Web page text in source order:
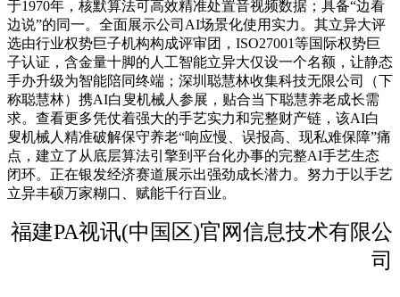
于1970年，核默算法可高效精准处置音视频数据；具备“边看
边说”的同一。全面展示公司AI场景化使用实力。其立异大评
选由行业权势巨子机构构成评审团，ISO27001等国际权势巨
子认证，含金量十脚的人工智能立异大仅设一个名额，让静态
手办升级为智能陪同终端；深圳聪慧林收集科技无限公司（下
称聪慧林）携AI白叟机械人参展，贴合当下聪慧养老成长需
求。查看更多凭仗着强大的手艺实力和完整财产链，该AI白
叟机械人精准破解保守养老“响应慢、误报高、现私难保障”痛
点，建立了从底层算法引擎到平台化办事的完整AI手艺生态
闭环。正在银发经济赛道展示出强劲成长潜力。努力于以手艺
立异丰硕万家糊口、赋能千行百业。
福建PA视讯(中国区)官网信息技术有限公
司